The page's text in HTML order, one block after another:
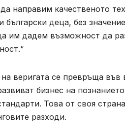
направим качественото
български деца, без
им дадем възможност да
веригата се превръща
бизнес на
Това от своя
разходи.